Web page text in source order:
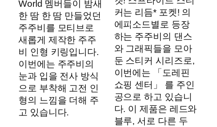
World 멤버들이 밤새
한 땀 한 땀 만들었던
주주비를 모티브로
새롭게 제작한 주주
비 인형 키링입니다.
이번에는 주주비의
눈과 입을 전사 방식
으로 부착해 고전 인
형의 느낌을 더해 주
고 있습니다.
커는 리듬* 포켓! 의
에피소드별로 등장
하는 주주비의 댄스
와 그래픽들을 모아
둔 스티커 시리즈로,
이번에는 「도레핀
쇼핑 센터」 를 주인
공으로 하고 있습니
다. 이 제품은 레드와
블루, 서로 다른 두